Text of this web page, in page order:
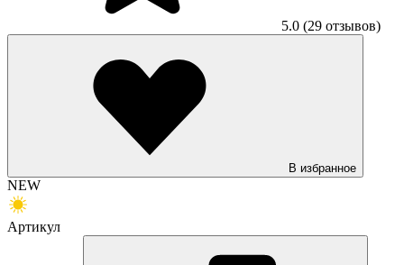
5.0 (29 отзывов)
В избранное
NEW
Артикул